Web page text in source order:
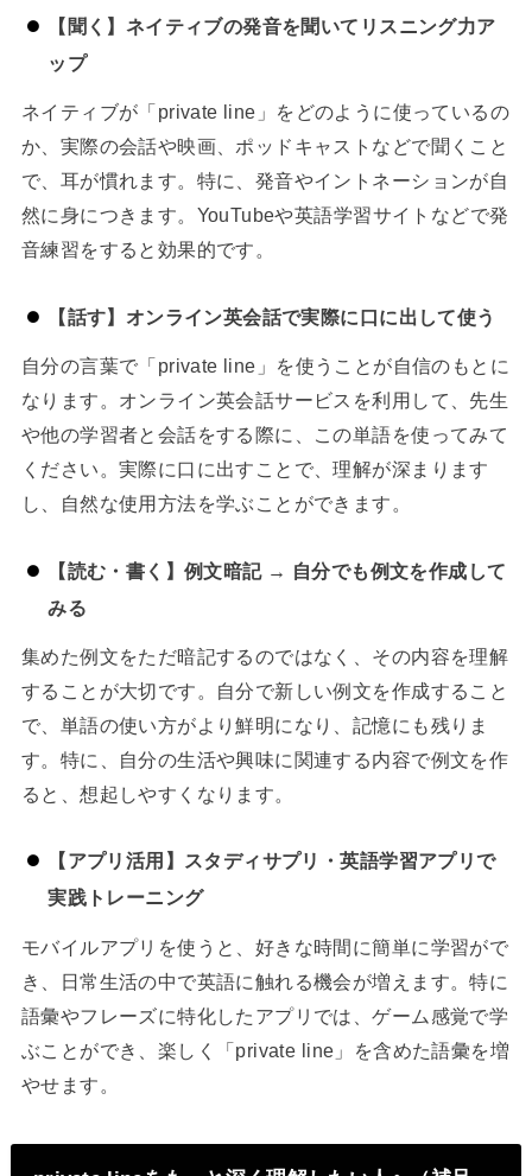
【聞く】ネイティブの発音を聞いてリスニング力ア
ップ
ネイティブが「private line」をどのように使っているの
か、実際の会話や映画、ポッドキャストなどで聞くこと
で、耳が慣れます。特に、発音やイントネーションが自
然に身につきます。YouTubeや英語学習サイトなどで発
音練習をすると効果的です。
【話す】オンライン英会話で実際に口に出して使う
自分の言葉で「private line」を使うことが自信のもとに
なります。オンライン英会話サービスを利用して、先生
や他の学習者と会話をする際に、この単語を使ってみて
ください。実際に口に出すことで、理解が深まります
し、自然な使用方法を学ぶことができます。
【読む・書く】例文暗記 → 自分でも例文を作成して
みる
集めた例文をただ暗記するのではなく、その内容を理解
することが大切です。自分で新しい例文を作成すること
で、単語の使い方がより鮮明になり、記憶にも残りま
す。特に、自分の生活や興味に関連する内容で例文を作
ると、想起しやすくなります。
【アプリ活用】スタディサプリ・英語学習アプリで
実践トレーニング
モバイルアプリを使うと、好きな時間に簡単に学習がで
き、日常生活の中で英語に触れる機会が増えます。特に
語彙やフレーズに特化したアプリでは、ゲーム感覚で学
ぶことができ、楽しく「private line」を含めた語彙を増
やせます。